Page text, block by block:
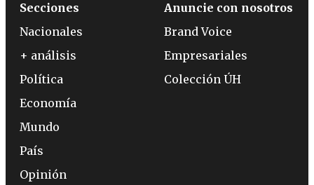
Secciones
Nacionales
+ análisis
Política
Economía
Mundo
País
Opinión
Anuncie con nosotros
Brand Voice
Empresariales
Colección ÚH